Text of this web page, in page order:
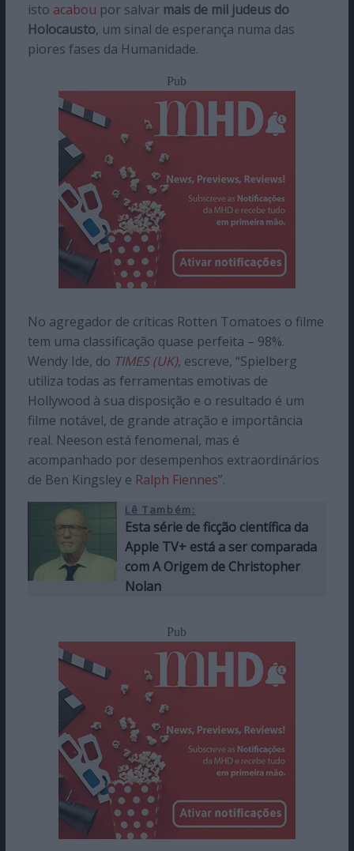
isto acabou por salvar mais de mil judeus do
Holocausto, um sinal de esperança numa das
piores fases da Humanidade.
Pub
No agregador de críticas Rotten Tomatoes o filme
tem uma classificação quase perfeita – 98%.
Wendy Ide, do TIMES (UK), escreve, “Spielberg
utiliza todas as ferramentas emotivas de
Hollywood à sua disposição e o resultado é um
filme notável, de grande atração e importância
real. Neeson está fenomenal, mas é
acompanhado por desempenhos extraordinários
de Ben Kingsley e Ralph Fiennes”.
Lê Também:
Esta série de ficção científica da
Apple TV+ está a ser comparada
com A Origem de Christopher
Nolan
Pub